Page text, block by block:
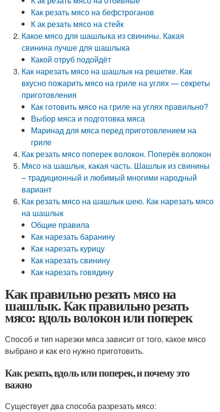
Как резать мясо на бефстроганов
К ак резать мясо на стейк
Какое мясо для шашлыка из свинины. Какая
свинина лучше для шашлыка
Какой отруб подойдёт
Как нарезать мясо на шашлык на решетке. Как
вкусно пожарить мясо на гриле на углях — секреты
приготовления
Как готовить мясо на гриле на углях правильно?
Выбор мяса и подготовка мяса
Маринад для мяса перед приготовлением на
гриле
Как резать мясо поперек волокон. Поперёк волокон
Мясо на шашлык, какая часть. Шашлык из свинины
– традиционный и любимый многими народный
вариант
Как резать мясо на шашлык шею. Как нарезать мясо
на шашлык
Общие правила
Как нарезать баранину
Как нарезать курицу
Как нарезать свинину
Как нарезать говядину
Как правильно резать мясо на
шашлык. Как правильно резать
мясо: вдоль волокон или поперек
Способ и тип нарезки мяса зависит от того, какое мясо
выбрано и как его нужно приготовить.
Как резать, вдоль или поперек, и почему это
важно
Существует два способа разрезать мясо: